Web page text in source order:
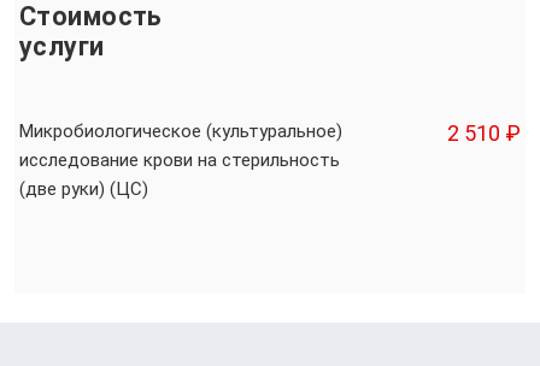
Стоимость
услуги
Микробиологическое (культуральное)
исследование крови на стерильность
(две руки) (ЦС)
2 510 ₽